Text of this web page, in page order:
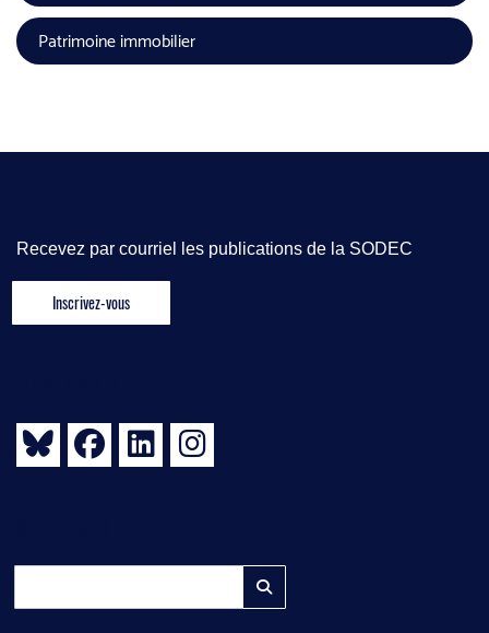
Patrimoine immobilier
Recevez par courriel les publications de la SODEC